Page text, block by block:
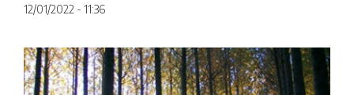
12/01/2022 - 11:36